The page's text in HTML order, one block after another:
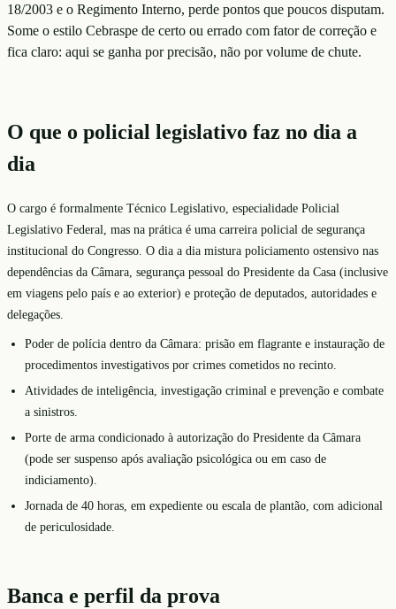
18/2003 e o Regimento Interno, perde pontos que poucos disputam.
Some o estilo Cebraspe de certo ou errado com fator de correção e
fica claro: aqui se ganha por precisão, não por volume de chute.
O que o policial legislativo faz no dia a
dia
O cargo é formalmente Técnico Legislativo, especialidade Policial
Legislativo Federal, mas na prática é uma carreira policial de segurança
institucional do Congresso. O dia a dia mistura policiamento ostensivo nas
dependências da Câmara, segurança pessoal do Presidente da Casa (inclusive
em viagens pelo país e ao exterior) e proteção de deputados, autoridades e
delegações.
Poder de polícia dentro da Câmara: prisão em flagrante e instauração de
procedimentos investigativos por crimes cometidos no recinto.
Atividades de inteligência, investigação criminal e prevenção e combate
a sinistros.
Porte de arma condicionado à autorização do Presidente da Câmara
(pode ser suspenso após avaliação psicológica ou em caso de
indiciamento).
Jornada de 40 horas, em expediente ou escala de plantão, com adicional
de periculosidade.
Banca e perfil da prova